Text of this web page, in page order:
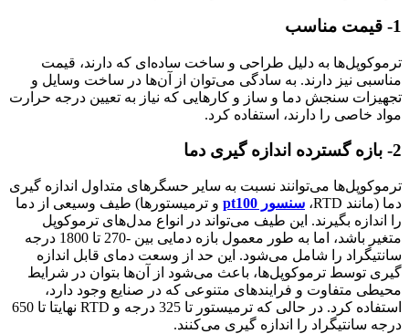
1- قیمت مناسب
ترموکوپل‌ها به دلیل طراحی و ساخت ساده‌ای که دارند، قیمت
مناسبی نیز دارند. به سادگی می‌توان از آن‌ها در ساخت وسایل و
تجهیزات سنجش دما و ساز و کارهایی که نیاز به تعیین درجه حرارت
مواد خاصی را دارند، استفاده کرد.
2- بازه گسترده اندازه گیری دما
ترموکوپل‌ها می‌توانند نسبت به سایر حسگرهای متداول اندازه گیری
دما (مانند RTD،
سنسور pt100
و ترمیستورها) طیف وسیعی از دما
را اندازه بگیرند. این طیف می‌تواند در انواع مدل‌های ترموکوپل
متغیر باشد، اما به طور معمول بازه دمایی بین -270 تا 1800 درجه
سانتیگراد را شامل می‌شود. این حد از وسعت دمای قابل اندازه
گیری توسط ترموکوپل‌ها، باعث می‌شود از آن‌ها بتوان در شرایط
محیطی متفاوت و فرایندهای متنوعی که در صنایع وجود دارد،
استفاده کرد. در حالی که ترمیستور تا 325 درجه و RTD نهایتا تا 650
درجه سانتیگراد را اندازه گیری می‌کنند.